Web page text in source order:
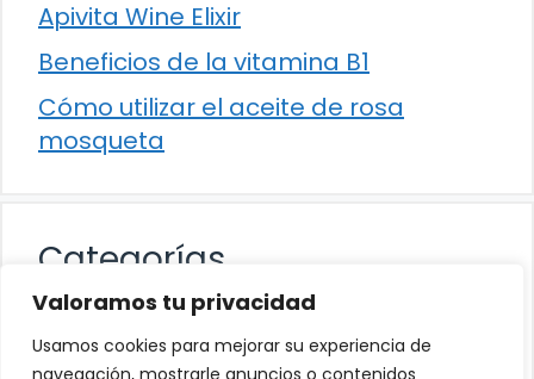
Valoramos tu privacidad
Usamos cookies para mejorar su experiencia de
navegación, mostrarle anuncios o contenidos
Apivita Wine Elixir
Beneficios de la vitamina B1
Cómo utilizar el aceite de rosa
mosqueta
Categorías
Alimentación
Destacados